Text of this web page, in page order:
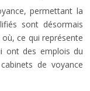
permettant la
sont désormais
ce qui représente
ont des emplois du
de voyance